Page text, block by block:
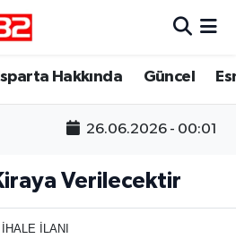
Isparta Hakkında Güncel
26.06.2026 - 00:01
Verilecektir
İHALE İLANI
ve Fikstür